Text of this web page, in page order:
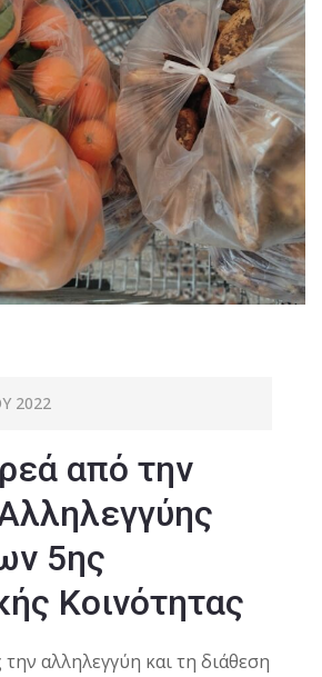
2022
από την
5ης
Κοινότητας
αλληλεγγύη και τη διάθεση